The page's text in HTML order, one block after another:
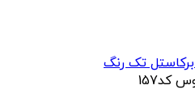
تک رنگ
کد157